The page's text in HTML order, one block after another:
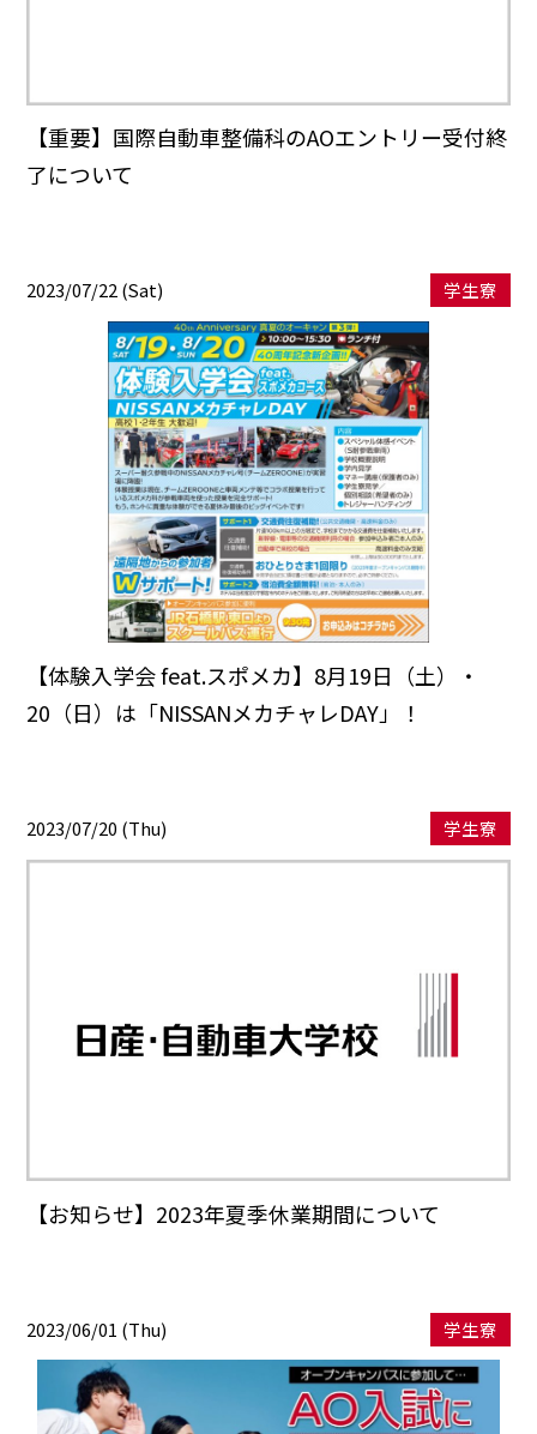
【重要】国際自動車整備科のAOエントリー受付終
了について
2023/07/22 (Sat) 学生寮
【体験入学会 feat.スポメカ】8月19日（土）・
20（日）は「NISSANメカチャレDAY」！
2023/07/20 (Thu) 学生寮
【お知らせ】2023年夏季休業期間について
2023/06/01 (Thu) 学生寮